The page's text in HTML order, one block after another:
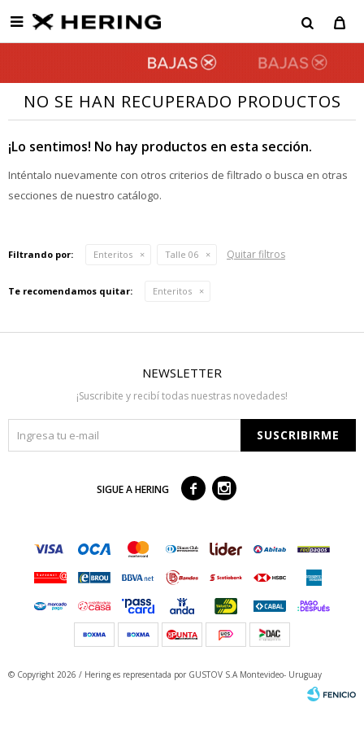

NO SE HAN RECUPERADO PRODUCTOS
¡Lo sentimos! No hay productos en esta sección.
Inténtalo nuevamente con otros criterios de filtrado o busca en otras
secciones de nuestro catálogo.
Filtrando por: Enteritos Talle 06 Quitar filtros
Te recomendamos quitar: Enteritos
NEWSLETTER
¡Suscribite y recibí todas nuestras novedades!
SUSCRIBIRME
SIGUE A HERING  
© Copyright 2026 / Hering es representada por GUSTOV S.A Montevideo- Uruguay